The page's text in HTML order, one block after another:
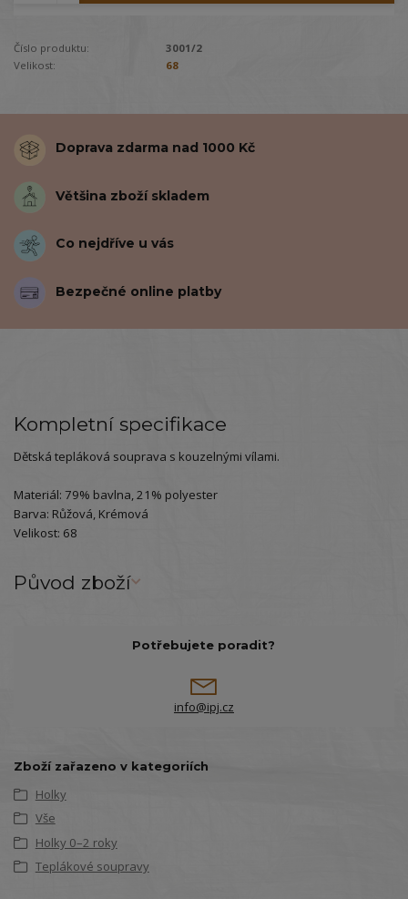
Číslo produktu:
3001/2
Velikost:
68
Doprava zdarma nad 1000 Kč
Většina zboží skladem
Co nejdříve u vás
Bezpečné online platby
Kompletní specifikace
Dětská tepláková souprava s kouzelnými vílami.
Materiál: 79% bavlna, 21% polyester
Barva: Růžová, Krémová
Velikost: 68
Původ zboží
Potřebujete poradit?
info@ipj.cz
Zboží zařazeno v kategoriích
Holky
Vše
Holky 0–2 roky
Teplákové soupravy